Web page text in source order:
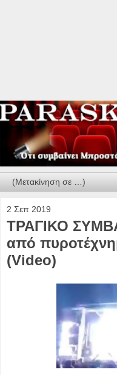
2 Σεπ 2019
ΤΡΑΓΙΚΟ
από
(Video)